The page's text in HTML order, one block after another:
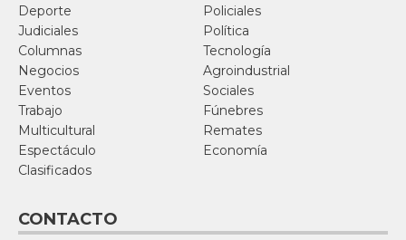
Deporte
Policiales
Judiciales
Política
Columnas
Tecnología
Negocios
Agroindustrial
Eventos
Sociales
Trabajo
Fúnebres
Multicultural
Remates
Espectáculo
Economía
Clasificados
CONTACTO